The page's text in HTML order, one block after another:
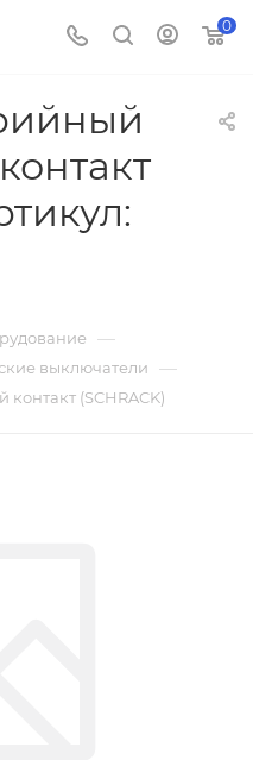
0
—
выключатели —
(SCHRACK)